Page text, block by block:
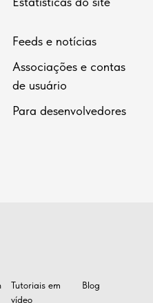
Feeds e notícias
Associações e contas
de usuário
Para desenvolvedores
Tutoriais em
vídeo
Blog